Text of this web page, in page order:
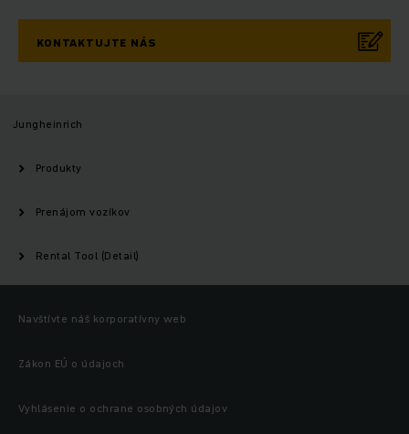
KONTAKTUJTE NÁS
Jungheinrich
Produkty
Prenájom vozíkov
Rental Tool (Detail)
Navštívte náš korporatívny web
Zákon EÚ o údajoch
Vyhlásenie o ochrane osobných údajov